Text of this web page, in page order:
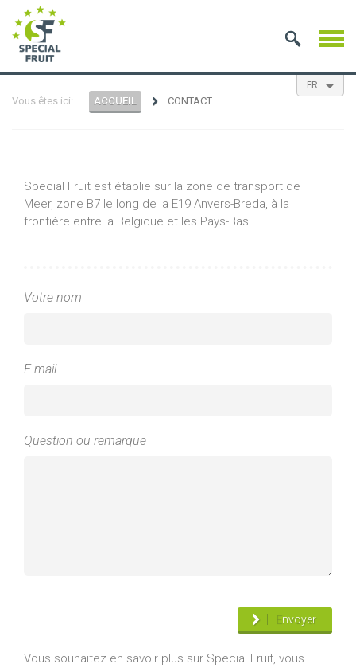
FR
Vous êtes ici: ACCUEIL CONTACT
Special Fruit est établie sur la zone de transport de
Meer, zone B7 le long de la E19 Anvers-Breda, à la
frontière entre la Belgique et les Pays-Bas.
Votre nom
E-mail
Question ou remarque
Envoyer
Vous souhaitez en savoir plus sur Special Fruit, vous